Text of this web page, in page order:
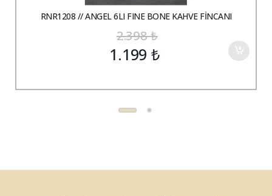
RNR1208 // ANGEL 6LI FINE BONE KAHVE FİNCANI
2.398₺
1.199₺